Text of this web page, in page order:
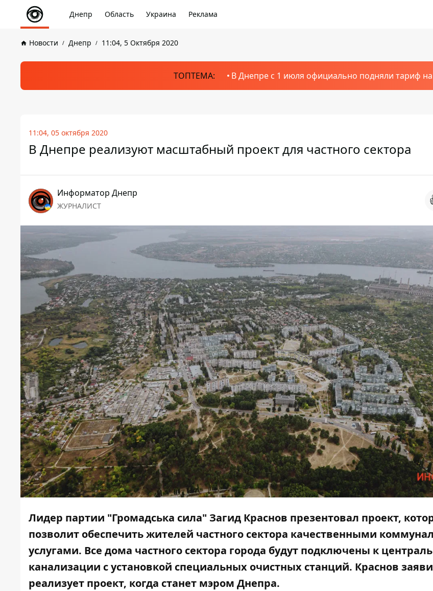
Днепр Область Украина Реклама
Новости Днепр 11:04, 5 Октября 2020
ТОПТЕМА: В Днепре с 1 июля официально подняли тариф на
11:04, 05 октября 2020
В Днепре реализуют масштабный проект для частного сектора
Информатор Днепр
ЖУРНАЛИСТ
Лидер партии "Громадська сила" Загид Краснов презентовал проект,
позволит обеспечить жителей частного сектора качественными
услугами. Все дома частного сектора города будут подключены к
канализации с установкой специальных очистных станций. Краснов
реализует проект, когда станет мэром Днепра.